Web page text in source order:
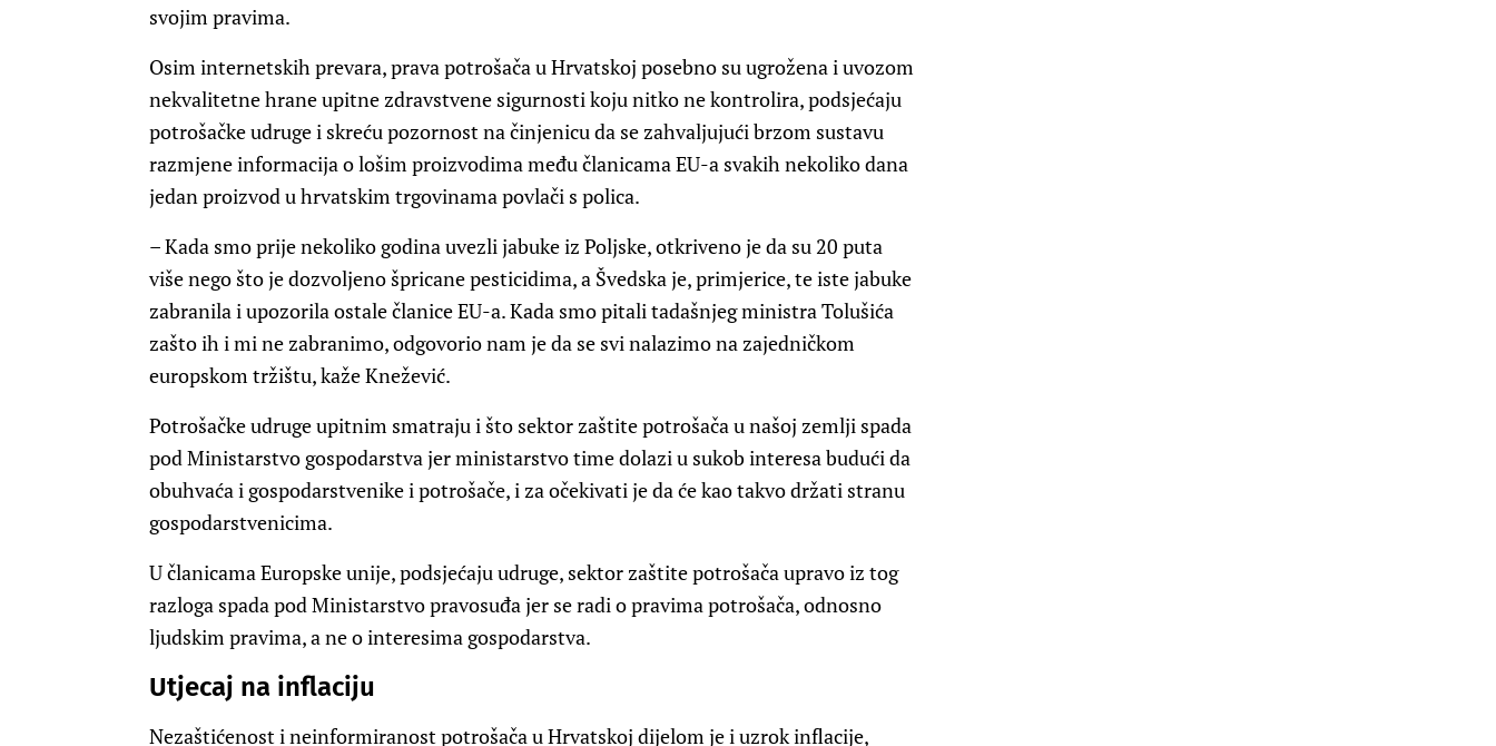
svojim pravima.
Osim internetskih prevara, prava potrošača u Hrvatskoj posebno su ugrožena i uvozom
nekvalitetne hrane upitne zdravstvene sigurnosti koju nitko ne kontrolira, podsjećaju
potrošačke udruge i skreću pozornost na činjenicu da se zahvaljujući brzom sustavu
razmjene informacija o lošim proizvodima među članicama EU-a svakih nekoliko dana
jedan proizvod u hrvatskim trgovinama povlači s polica.
– Kada smo prije nekoliko godina uvezli jabuke iz Poljske, otkriveno je da su 20 puta
više nego što je dozvoljeno špricane pesticidima, a Švedska je, primjerice, te iste jabuke
zabranila i upozorila ostale članice EU-a. Kada smo pitali tadašnjeg ministra Tolušića
zašto ih i mi ne zabranimo, odgovorio nam je da se svi nalazimo na zajedničkom
europskom tržištu, kaže Knežević.
Potrošačke udruge upitnim smatraju i što sektor zaštite potrošača u našoj zemlji spada
pod Ministarstvo gospodarstva jer ministarstvo time dolazi u sukob interesa budući da
obuhvaća i gospodarstvenike i potrošače, i za očekivati je da će kao takvo držati stranu
gospodarstvenicima.
U članicama Europske unije, podsjećaju udruge, sektor zaštite potrošača upravo iz tog
razloga spada pod Ministarstvo pravosuđa jer se radi o pravima potrošača, odnosno
ljudskim pravima, a ne o interesima gospodarstva.
Utjecaj na inflaciju
Nezaštićenost i neinformiranost potrošača u Hrvatskoj dijelom je i uzrok inflacije,